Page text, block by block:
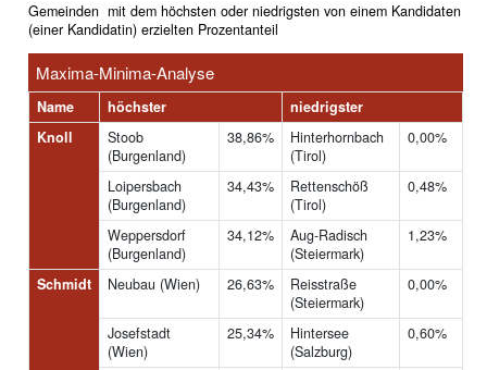
Gemeinden mit dem höchsten oder niedrigsten von einem Kandidaten
(einer Kandidatin) erzielten Prozentanteil
Maxima-Minima-Analyse
Name höchster
niedrigster
Knoll
Stoob
(Burgenland)
38,86%
Hinterhornbach
(Tirol)
0,00%
Loipersbach
(Burgenland)
34,43%
Rettenschöß
(Tirol)
0,48%
Weppersdorf
(Burgenland)
34,12%
Aug-Radisch
(Steiermark)
1,23%
Schmidt Neubau (Wien) 26,63%
Reisstraße
(Steiermark)
0,00%
Josefstadt
(Wien)
25,34%
Hintersee
(Salzburg)
0,60%